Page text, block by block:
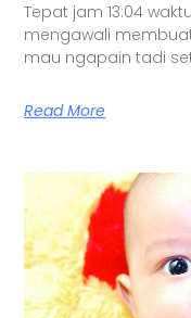
Tepat jam 13:04
mengawali
mau ngapain tadi
Read More